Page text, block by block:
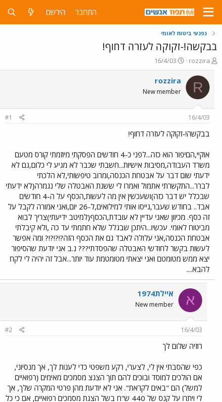
התחבר הירשם
נפגעי ביטוח לאומי
בבקשה!-זקוקה לעזרה דחוף!
פ
ו
ת
ח
ה
ש
א
rozzira
פ
ו
ר
ם
ר
י
16/4/03
R
rozzira
New member
16/4/03
#1
בבקשה!-זקוקה לעזרה דחוף!
אוקיי,הםיפור הוא כזה...לפני כ-4 חודשים הפסקתי מיוזמתי קורס מטעם
משרד העבודה,מסיבות אישיות...חשבתי שכבר לא מגיע לי כלום,גם לא
ידעתי שום דבר על אבטחת הכנסה,ומרוב טיפשותי,לא הלכתי
לברר...התקשרתי אתמול ואמרו לי ששנת האבטלה שלי נגמרה(לא ידעתי
שבכלל יש דבר כזה)ושעכשין אין מה לעשות,הכסף על ה-4 חודשים
אבד.. בחודש שעבר,גייסו אותי למילואים,ל-26 יום,ואני אמורה לקבל על
זה כסף. מכיוון שאני עדיין לא עובדת,הכסף(למיטב ידיעתי)צריך לבוא
מביטוח לאומי. עכשיו...היתכן שבגלל שלא חתמתי עד כה ,ולא קיבלתי
אבטחת הכנסה,אני עלולה לאבד גם את הכסף הזה?!?!?!? ומה אפשר
לעשות בקשר לחודשי האבטלה שהפסדתי??? נ.ב אני יודעת שהסיפור
יצא ממש מטומטם ואני יצאתי מטומטמת עוד יותר...אבל זה יהיה לי לקח
להבא....
א איילת1974
New member
16/4/03
#2
רוזיה שלום לך
כפי שהסבתי אין לי, לצערי, רקע משפטי כדי לענות לך, אך מנסיוני,
אם הולכים למוסד ובוכים להם תוך הצגצ מסמכים מאימים (רפואיים
למשל) הם "באים לקראת". אני לא יודעת מהן פרטי המקרה שלך, אך
לי ויתרו על קנס של 440 ש"ח בשל הצגת מסמכים רפואיים, אם כי כל